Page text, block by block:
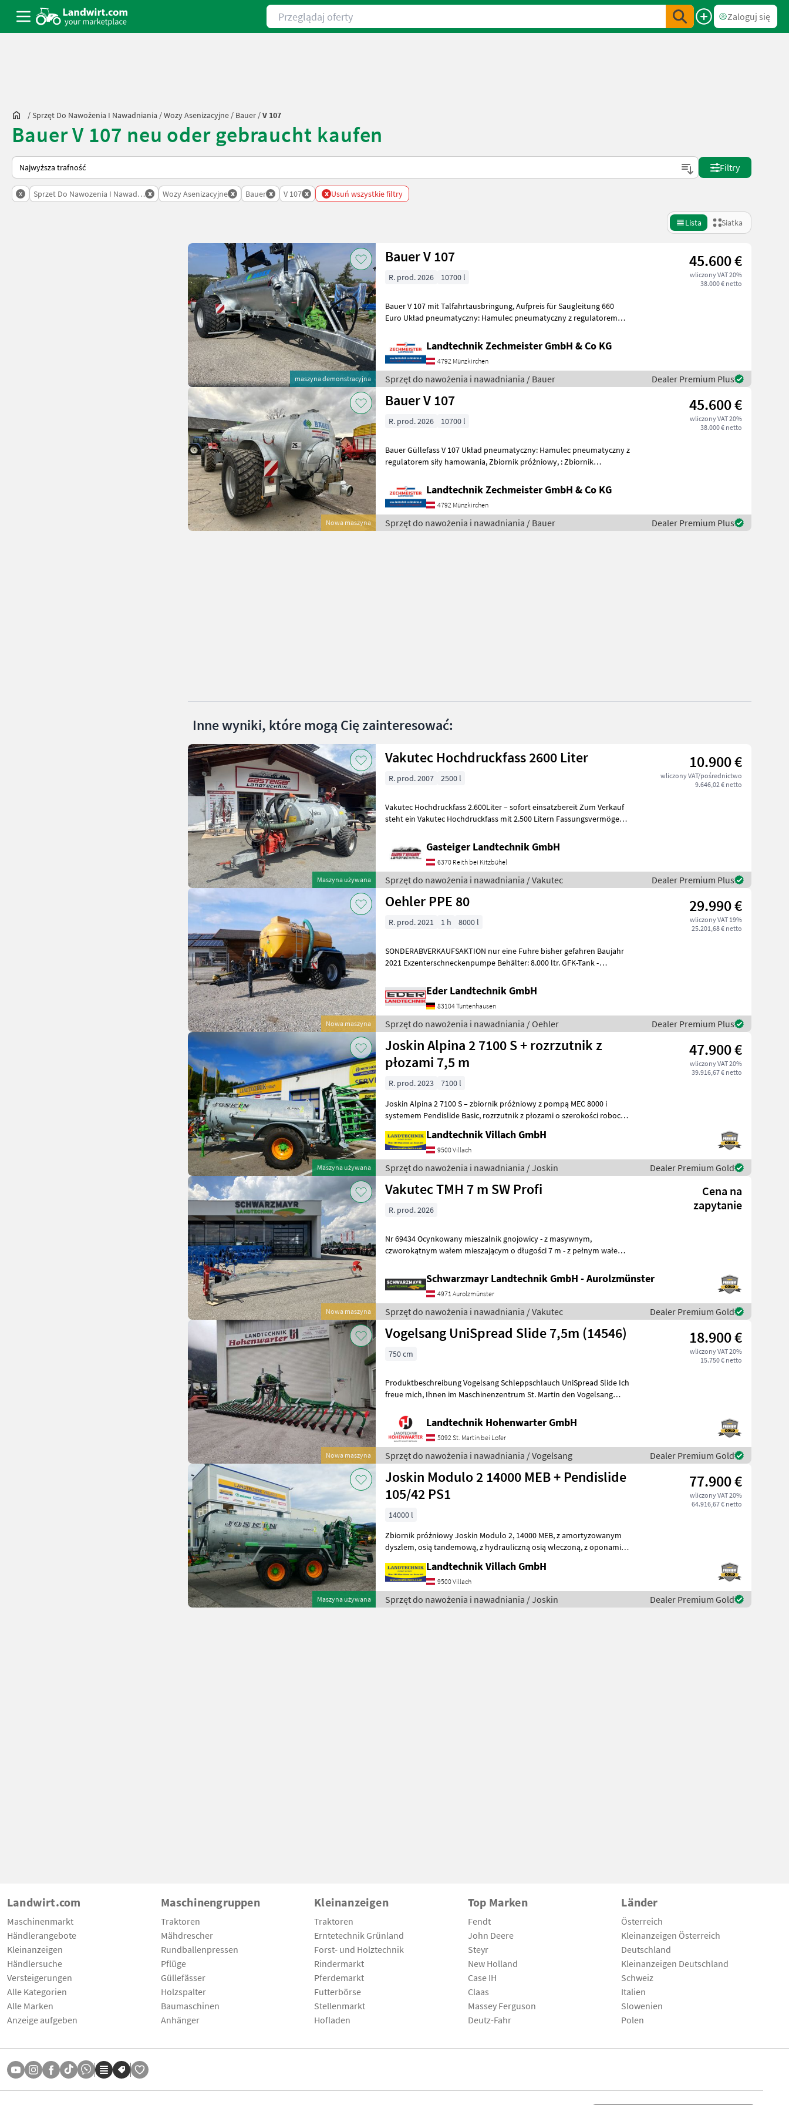
Przeglądaj oferty
Zaloguj się
/Sprzęt Do Nawożenia I Nawadniania /Wozy Asenizacyjne / Bauer /V 107
Bauer V 107 neu oder gebraucht kaufen
Tak sortuje się na Landwirt.com
Filtry
x Sprzet Do Nawozenia I Nawadniania
x Wozy Asenizacyjne x Bauer x V 107 x x Usuń wszystkie filtry
Lista Siatka
maszyna demonstracyjna
Bauer V 107 45.600 €
wliczony VAT 20%
38.000 € netto
R. prod. 2026 10700 l
Bauer V 107 mit Talfahrtausbringung, Aufpreis für Saugleitung 660
Euro Układ pneumatyczny: Hamulec pneumatyczny z regulatorem
Landtechnik Zechmeister GmbH & Co KG
4792 Münzkirchen
Sprzęt do nawożenia i nawadniania / Bauer Dealer Premium Plus
Nowa maszyna
Bauer V 107 45.600 €
wliczony VAT 20%
38.000 € netto
R. prod. 2026 10700 l
Bauer Güllefass V 107 Układ pneumatyczny: Hamulec pneumatyczny z
regulatorem siły hamowania, Zbiornik próżniowy, : Zbiornik
Landtechnik Zechmeister GmbH & Co KG
4792 Münzkirchen
Sprzęt do nawożenia i nawadniania / Bauer Dealer Premium Plus
Inne wyniki, które mogą Cię zainteresować:
Maszyna używana
Vakutec Hochdruckfass 2600 Liter 10.900 €
wliczony VAT/pośrednictwo
9.646,02 € netto
R. prod. 2007 2500 l
Vakutec Hochdruckfass 2.600Liter – sofort einsatzbereit Zum Verkauf
steht ein Vakutec Hochdruckfass mit 2.500 Litern Fassungsvermögen,
Gasteiger Landtechnik GmbH
6370 Reith bei Kitzbühel
Sprzęt do nawożenia i nawadniania / Vakutec Dealer Premium Plus
Nowa maszyna
Oehler PPE 80 29.990 €
wliczony VAT 19%
25.201,68 € netto
R. prod. 2021 1 h 8000 l
SONDERABVERKAUFSAKTION nur eine Fuhre bisher gefahren Baujahr
2021 Exzenterschneckenpumpe Behälter: 8.000 ltr. GFK-Tank -
Eder Landtechnik GmbH
83104 Tuntenhausen
Sprzęt do nawożenia i nawadniania / Oehler Dealer Premium Plus
Maszyna używana
Joskin Alpina 2 7100 S + rozrzutnik z
płozami 7,5 m
47.900 €
wliczony VAT 20%
39.916,67 € netto
R. prod. 2023
7100 l
Joskin Alpina 2 7100 S – zbiornik próżniowy z pompą MEC 8000 i
systemem Pendislide Basic, rozrzutnik z płozami o szerokości roboczej
Landtechnik Villach GmbH
9500 Villach
Sprzęt do nawożenia i nawadniania / Joskin Dealer Premium Gold
Nowa maszyna
Vakutec TMH 7 m SW Profi
Cena na
zapytanie
R. prod. 2026
Nr 69434 Ocynkowany mieszalnik gnojowicy - z masywnym,
czworokątnym wałem mieszającym o długości 7 m - z pełnym wałem
Schwarzmayr Landtechnik GmbH - Aurolzmünster
4971 Aurolzmünster
Sprzęt do nawożenia i nawadniania / Vakutec Dealer Premium Gold
Nowa maszyna
Vogelsang UniSpread Slide 7,5m (14546) 18.900 €
wliczony VAT 20%
15.750 € netto
750 cm
Produktbeschreibung Vogelsang Schleppschlauch UniSpread Slide Ich
freue mich, Ihnen im Maschinenzentrum St. Martin den Vogelsang
Landtechnik Hohenwarter GmbH
5092 St. Martin bei Lofer
Sprzęt do nawożenia i nawadniania / Vogelsang Dealer Premium Gold
Maszyna używana
Joskin Modulo 2 14000 MEB + Pendislide
105/42 PS1
77.900 €
wliczony VAT 20%
64.916,67 € netto
14000 l
Zbiornik próżniowy Joskin Modulo 2, 14000 MEB, z amortyzowanym
dyszlem, osią tandemową, z hydrauliczną osią wleczoną, z oponami:
Landtechnik Villach GmbH
9500 Villach
Sprzęt do nawożenia i nawadniania / Joskin Dealer Premium Gold
Landwirt.com
Maschinenmarkt
Händlerangebote
Kleinanzeigen
Händlersuche
Versteigerungen
Alle Kategorien
Alle Marken
Anzeige aufgeben
Maschinengruppen
Traktoren
Mähdrescher
Rundballenpressen
Pflüge
Güllefässer
Holzspalter
Baumaschinen
Anhänger
Kleinanzeigen
Traktoren
Erntetechnik Grünland
Forst- und Holztechnik
Rindermarkt
Pferdemarkt
Futterbörse
Stellenmarkt
Hofladen
Top Marken
Fendt
John Deere
Steyr
New Holland
Case IH
Claas
Massey Ferguson
Deutz-Fahr
Länder
Österreich
Kleinanzeigen Österreich
Deutschland
Kleinanzeigen Deutschland
Schweiz
Italien
Slowenien
Polen